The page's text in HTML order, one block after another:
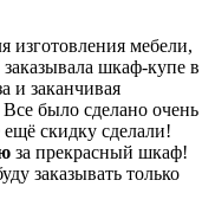
изготовления мебели,
шкаф-купе в
и заканчивая
было сделано очень
скидку сделали!
за прекрасный шкаф!
заказывать только